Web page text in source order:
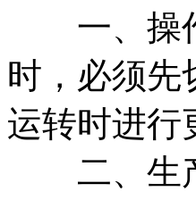
一、操作
时，必须先
运转时进行
二、生产